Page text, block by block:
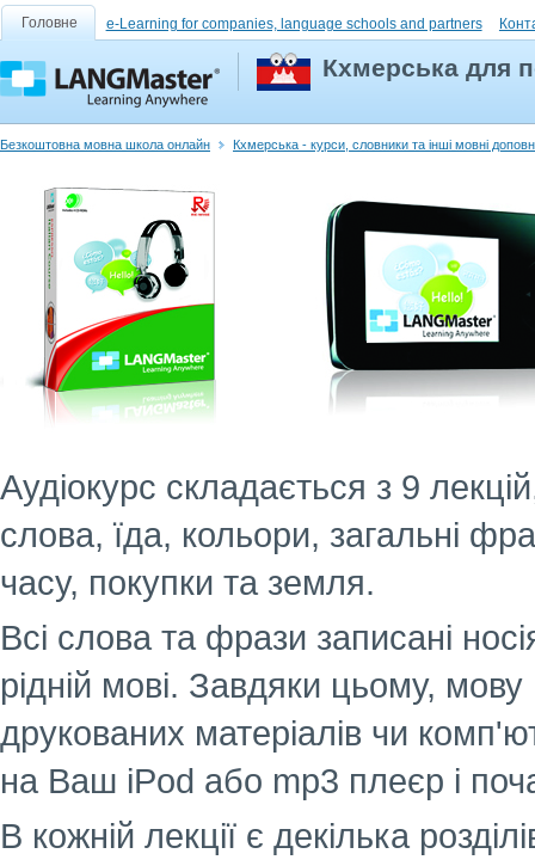
Головне e-Learning for companies, language schools and partners
Кхмерська для
Безкоштовна мовна школа онлайн Кхмерська - курси, словники та інші мовні
Аудіокурс складається з 9
слова, їда, кольори, загальні
часу, покупки та земля.
Всі слова та фрази записані
рідній мові. Завдяки цьому,
друкованих матеріалів чи
на Ваш iPod або mp3 плеєр і
В кожній лекції є декілька